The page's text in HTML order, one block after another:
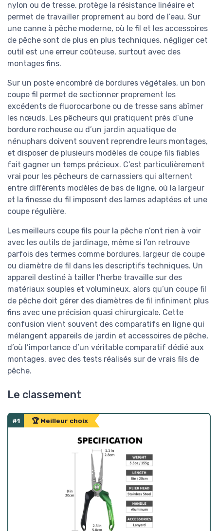
nylon ou de tresse, protège la résistance linéaire et
permet de travailler proprement au bord de l’eau. Sur
une canne à pêche moderne, où le fil et les accessoires
de pêche sont de plus en plus techniques, négliger cet
outil est une erreur coûteuse, surtout avec des
montages fins.
Sur un poste encombré de bordures végétales, un bon
coupe fil permet de sectionner proprement les
excédents de fluorocarbone ou de tresse sans abîmer
les nœuds. Les pêcheurs qui pratiquent près d’une
bordure rocheuse ou d’un jardin aquatique de
nénuphars doivent souvent reprendre leurs montages,
et disposer de plusieurs modèles de coupe fils fiables
fait gagner un temps précieux. C’est particulièrement
vrai pour les pêcheurs de carnassiers qui alternent
entre différents modèles de bas de ligne, où la largeur
et la finesse du fil imposent des lames adaptées et une
coupe régulière.
Les meilleurs coupe fils pour la pêche n’ont rien à voir
avec les outils de jardinage, même si l’on retrouve
parfois des termes comme bordures, largeur de coupe
ou diamètre de fil dans les descriptifs techniques. Un
appareil destiné à tailler l’herbe travaille sur des
matériaux souples et volumineux, alors qu’un coupe fil
de pêche doit gérer des diamètres de fil infiniment plus
fins avec une précision quasi chirurgicale. Cette
confusion vient souvent des comparatifs en ligne qui
mélangent appareils de jardin et accessoires de pêche,
d’où l’importance d’un véritable comparatif dédié aux
montages, avec des tests réalisés sur de vrais fils de
pêche.
Le classement
#1 🏆 Meilleur choix